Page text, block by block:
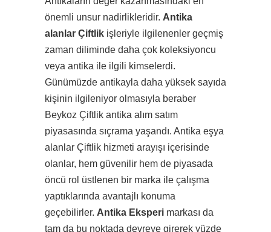
önemli unsur nadirlikleridir. Antika
alanlar Çiftlik işleriyle ilgilenenler geçmiş
zaman diliminde daha çok koleksiyoncu
veya antika ile ilgili kimselerdi.
Günümüzde antikayla daha yüksek sayıda
kişinin ilgileniyor olmasıyla beraber
Beykoz Çiftlik antika alım satım
piyasasında sıçrama yaşandı. Antika eşya
alanlar Çiftlik hizmeti arayışı içerisinde
olanlar, hem güvenilir hem de piyasada
öncü rol üstlenen bir marka ile çalışma
yaptıklarında avantajlı konuma
geçebilirler. Antika Eksperi markası da
tam da bu noktada devreye girerek yüzde